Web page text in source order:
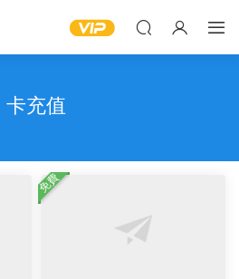
卡充值
免費